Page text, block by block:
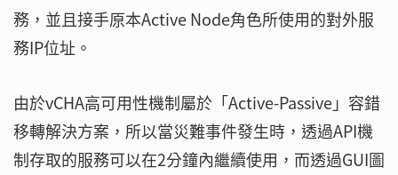
務，並且接手原本Active Node角色所使用的對外服
務IP位址。
由於vCHA高可用性機制屬於「Active-Passive」容錯
移轉解決方案，所以當災難事件發生時，透過API機
制存取的服務可以在2分鐘內繼續使用，而透過GUI圖